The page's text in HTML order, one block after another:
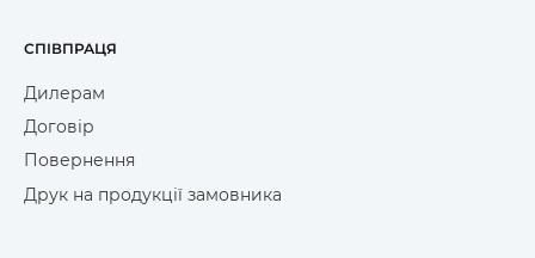
СПІВПРАЦЯ
Дилерам
Договір
Повернення
Друк на продукції замовника